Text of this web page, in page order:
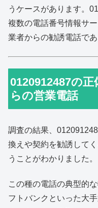
うケースがあります。
複数の電話番号情報サ
業者からの勧誘電話で
0120912487の
らの営業電話
調査の結果、
換えや契約を勧誘して
うことがわかりました。
この種の電話の典型的
フトバンクといった大